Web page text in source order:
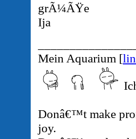
grÃ¼ÃŸe
Ija
Mein Aquarium [
Donâ€™t make
joy.